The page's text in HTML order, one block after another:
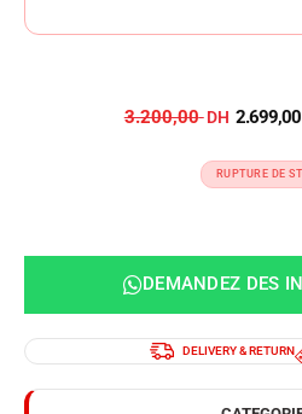
3.200,00 2.699,00
RUPTURE DE
DEMANDEZ DES
DELIVERY & RETURN